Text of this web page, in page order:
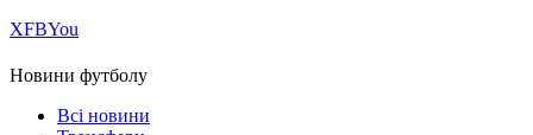
ХFBYou
Новини футболу
Всі новини